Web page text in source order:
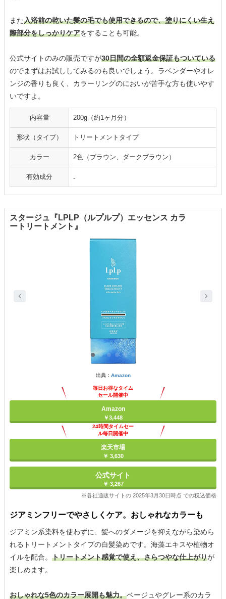
また入浴前の乾いた髪の毛でも使用できるので、塗りにくい生え
際部分をしっかりケアをすることも可能。
公式サイトのみの販売ですが30日間の全額返金保証もついている
のでまずはお試ししてみるのも良いでしょう。ラベンダーやオレ
ンジの香りも良く、カラーリングのにおいが苦手な方も使いやす
いですよ。
内容量 200g（約1ヶ月分）
形状（タイプ） トリートメントタイプ
カラー 2色（ブラウン、ダークブラウン）
有効成分 ₋
スタージュ『LPLP（ルプルプ）エッセンス カラ
ートリートメント』
出典： Amazon
毎日お得なタイム
セール開催中
Amazon
￥3,448
24時間タイムセー
ル毎日開催中
楽天市場
￥ 3,630
公式サイト
￥ 3,267
※各社通販サイトの 2025年3月30日時点 での税込価格
ジアミンフリーでやさしくケア。おしゃれなカラーも
ジアミン系染料を使わずに、髪へのダメージを抑えながら染めら
れるトリートメントタイプの白髪染めです。海藻エキスや植物オ
イルを配合。 トリートメント感覚で使え、さらつやな仕上がりが
楽しめます。
おしゃれな5色のカラー展開も魅力。ベージュやグレー系のカラ